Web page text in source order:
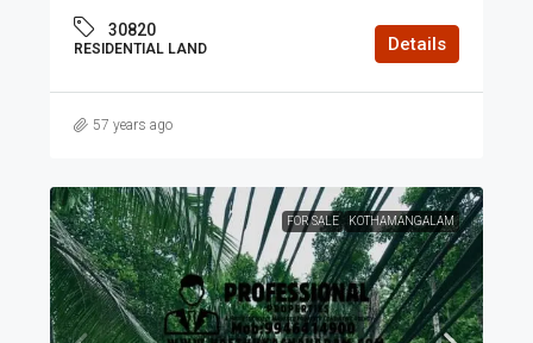
30820
RESIDENTIAL LAND Details
57 years ago
FOR SALE KOTHAMANGALAM